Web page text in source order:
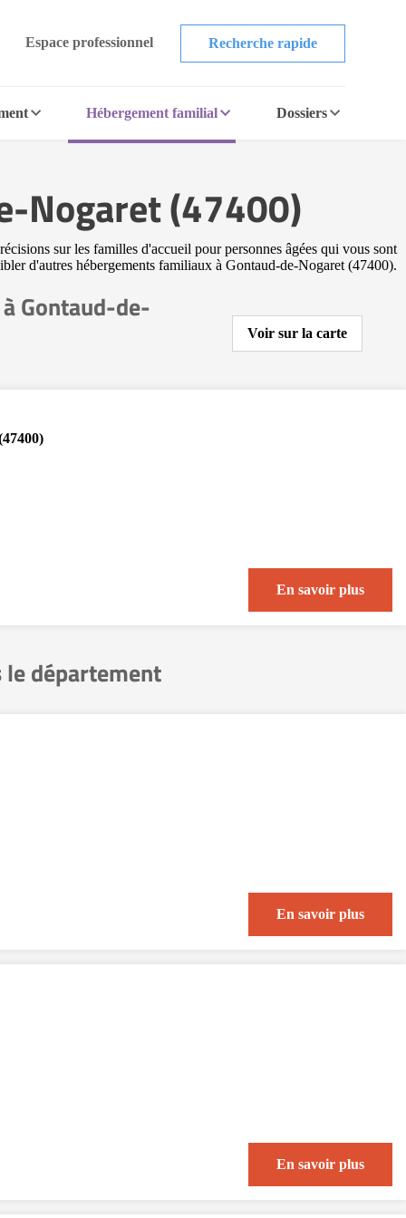
Espace professionnel Recherche rapide
Hébergement familial Dossiers
Nogaret (47400)
sur les familles d'accueil pour personnes âgées qui vous sont
d'autres hébergements familiaux à Gontaud-de-Nogaret (47400).
Gontaud-de-
Voir sur la carte
En savoir plus
département
En savoir plus
En savoir plus